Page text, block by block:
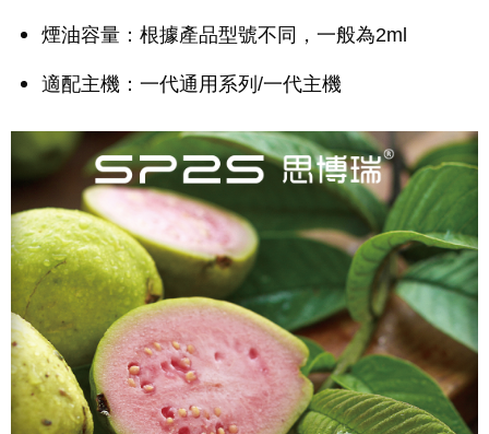
煙油容量：根據產品型號不同，一般為2ml
適配主機：一代通用系列/一代主機